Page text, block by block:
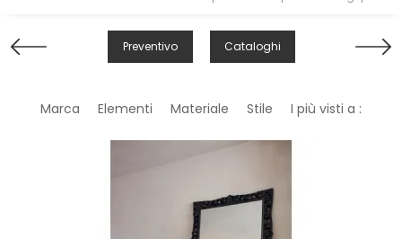
Preventivo Cataloghi
Marca Elementi Materiale Stile I più visti a :